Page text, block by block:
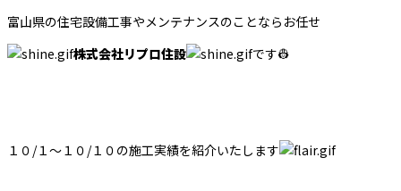
富山県の住宅設備工事やメンテナンスのことならお任せ
株式会社リプロ住設
です👷
１０/１～１０/１０の施工実績を紹介いたします